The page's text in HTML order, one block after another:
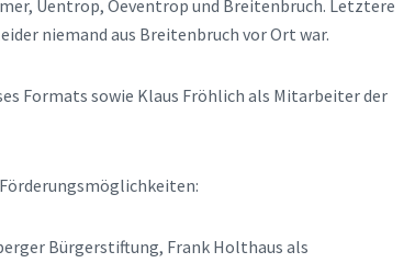
Uentrop, Oeventrop und Breitenbruch. Letztere
niemand aus Breitenbruch vor Ort war.
Formats sowie Klaus Fröhlich als Mitarbeiter der
Bürgerstiftung, Frank Holthaus als